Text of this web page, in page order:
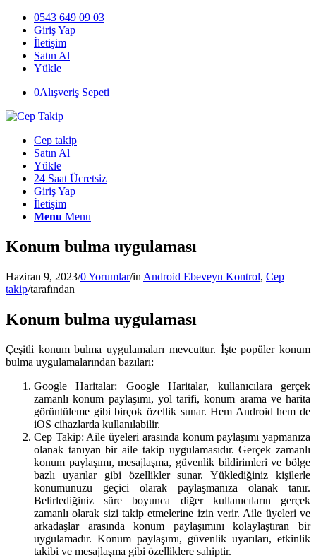
0543 649 09 03
Giriş Yap
İletişim
Satın Al
Yükle
0Alışveriş Sepeti
Cep takip
Satın Al
Yükle
24 Saat Ücretsiz
Giriş Yap
İletişim
Menu Menu
Konum bulma uygulaması
Haziran 9, 2023/0 Yorumlar/in Android Ebeveyn Kontrol, Cep
takip/tarafından
Konum bulma uygulaması
Çeşitli konum bulma uygulamaları mevcuttur. İşte popüler konum
bulma uygulamalarından bazıları:
Google Haritalar: Google Haritalar, kullanıcılara gerçek
zamanlı konum paylaşımı, yol tarifi, konum arama ve harita
görüntüleme gibi birçok özellik sunar. Hem Android hem de
iOS cihazlarda kullanılabilir.
Cep Takip: Aile üyeleri arasında konum paylaşımı yapmanıza
olanak tanıyan bir aile takip uygulamasıdır. Gerçek zamanlı
konum paylaşımı, mesajlaşma, güvenlik bildirimleri ve bölge
bazlı uyarılar gibi özellikler sunar. Yüklediğiniz kişilerle
konumunuzu geçici olarak paylaşmanıza olanak tanır.
Belirlediğiniz süre boyunca diğer kullanıcıların gerçek
zamanlı olarak sizi takip etmelerine izin verir. Aile üyeleri ve
arkadaşlar arasında konum paylaşımını kolaylaştıran bir
uygulamadır. Konum paylaşımı, güvenlik uyarıları, etkinlik
takibi ve mesajlaşma gibi özelliklere sahiptir.